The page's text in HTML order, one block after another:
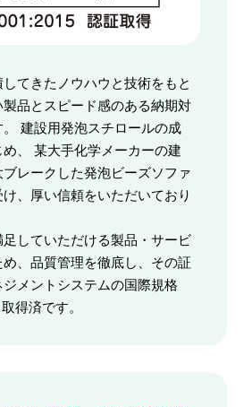
てきたノウハウと技術をもと
品とスピード感のある納期対
建設用発泡スチロールの成
、 某大手化学メーカーの建
レークした発泡ビーズソファ
、厚い信頼をいただいており
足していただける製品・サービ
、品質管理を徹底し、その証
メントシステムの国際規格
得済です。